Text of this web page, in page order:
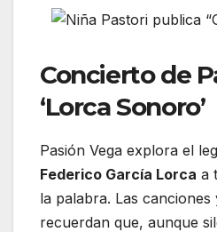
Concierto de
‘Lorca Sonoro’
Pasión Vega explora el
Federico García Lorca a
la palabra. Las canciones
recuerdan que, aunque